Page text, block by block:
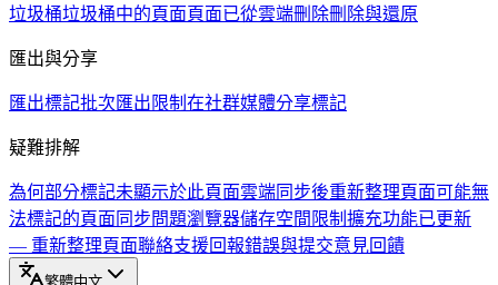
垃圾桶垃圾桶中的頁面頁面已從雲端刪除刪除與還原
匯出與分享
匯出標記批次匯出限制 在社群媒體分享標記
疑難排解
為何部分標記未顯示於此頁面雲端同步後重新整理頁面可能無
法標記的頁面 同步問題瀏覽器儲存空間限制 擴充功能已更新
— 重新整理頁面聯絡支援回報錯誤與提交意見回饋